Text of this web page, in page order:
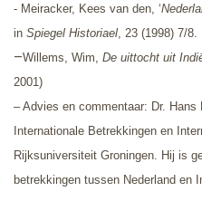
- Meiracker, Kees van den, ‘
in Spiegel Historiael , 23 (1998) 7/8.
–Willems, Wim, De uittocht uit
2001)
– Advies en commentaar: Dr.
Internationale Betrekkingen en
Rijksuniversiteit Groningen. Hij is
betrekkingen tussen Nederland en